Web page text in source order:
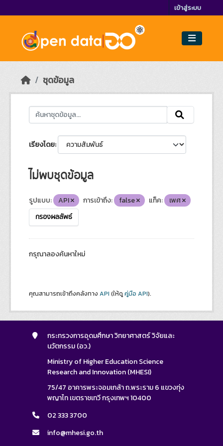
เข้าสู่ระบบ
ชุดข้อมูล
เรียงโดย
ไม่พบชุดข้อมูล
รูปแบบ: API การเข้าถึง: false แท็ค: เพศ
กรองผลลัพธ์
กรุณาลองค้นหาใหม่
คุณสามารถเข้าถึงคลังทางAPI (ให้ดูคู่มือ API).
กระทรวงการอุดมศึกษา วิทยาศาสตร์ วิจัยและ
นวัตกรรม (อว.)
Ministry of Higher Education Science
Research and Innovation (MHESI)
75/47 อาคารพระจอมเกล้า ถ.พระราม 6 แขวงทุ่ง
พญาไท เขตราชเทวี กรุงเทพฯ 10400
02 333 3700
info@mhesi.go.th